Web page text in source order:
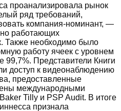
проанализировала рынок
ряд требований,
компания-номинант, —
работающих
Также необходимо было
работу ячеек с уровнем
99,7%. Представители Книги
доступ к видеонаблюдению
предоставленные
международными
Tilly и PSP Audit. В итоге
признала